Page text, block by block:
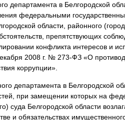
департамента в Белгородской
федеральными
области, районного
препятствующих
конфликта интересов и
2008 г. № 273-ФЗ «О
коррупции».
департамента в Белгородской
при замещении которых на
суда Белгородской области
и обязательствах